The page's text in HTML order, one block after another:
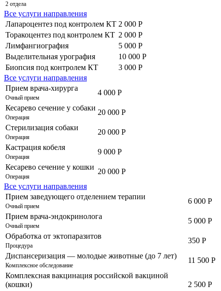
2 отдела
Все услуги направления
Лапароцентез под контролем КТ 2 000 Р
Торакоцентез под контролем КТ 2 000 Р
Лимфангиография
5 000 Р
Выделительная урография
10 000 Р
Биопсия под контролем КТ
3 000 Р
Все услуги направления
Прием врача-хирурга
Очный прием
4 000 Р
Кесарево сечение у собаки
Операция
20 000 Р
Стерилизация собаки
Операция
20 000 Р
Кастрация кобеля
Операция
9 000 Р
Кесарево сечение у кошки
Операция
20 000 Р
Все услуги направления
Прием заведующего отделением терапии
Очный прием
6 000 Р
Прием врача-эндокринолога
Очный прием
5 000 Р
Обработка от эктопаразитов
Процедура
350 Р
Диспансеризация — молодые животные (до 7 лет)
Комплексное обследование
11 500 Р
Комплексная вакцинация российской вакциной
(кошки)
2 500 Р